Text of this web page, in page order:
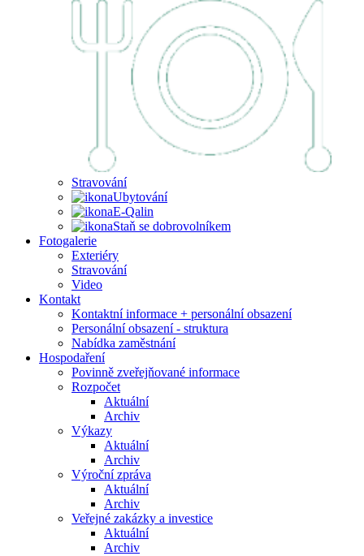
Stravování
Ubytování
E-Qalin
Staň se dobrovolníkem
Fotogalerie
Exteriéry
Stravování
Video
Kontakt
Kontaktní informace + personální obsazení
Personální obsazení - struktura
Nabídka zaměstnání
Hospodaření
Povinně zveřejňované informace
Rozpočet
Aktuální
Archiv
Výkazy
Aktuální
Archiv
Výroční zpráva
Aktuální
Archiv
Veřejné zakázky a investice
Aktuální
Archiv